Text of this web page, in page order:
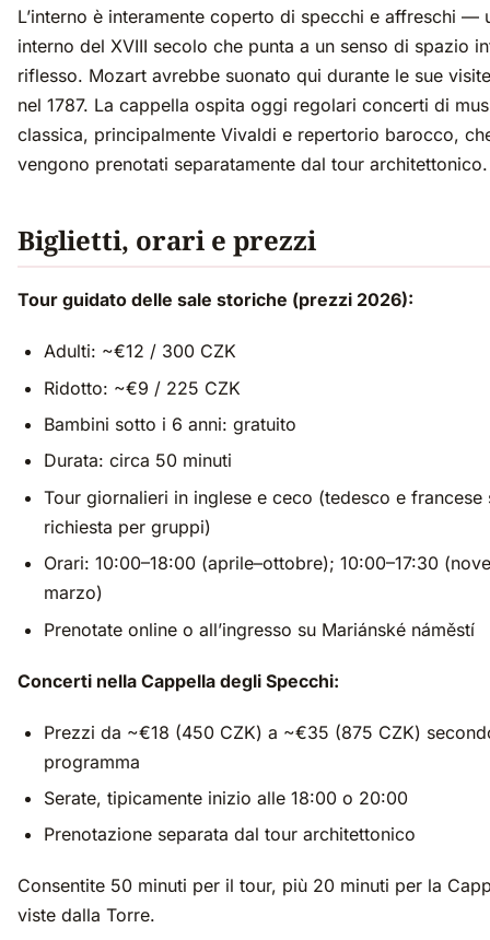
L’interno è interamente coperto di specchi e affreschi —
interno del XVIII secolo che punta a un senso di spazio
riflesso. Mozart avrebbe suonato qui durante le sue
nel 1787. La cappella ospita oggi regolari concerti di
classica, principalmente Vivaldi e repertorio barocco,
vengono prenotati separatamente dal tour architettonico.
Biglietti, orari e prezzi
Tour guidato delle sale storiche (prezzi 2026):
Adulti: ~€12 / 300 CZK
Ridotto: ~€9 / 225 CZK
Bambini sotto i 6 anni: gratuito
Durata: circa 50 minuti
Tour giornalieri in inglese e ceco (tedesco e francese
richiesta per gruppi)
Orari: 10:00–18:00 (aprile–ottobre); 10:00–17:30
marzo)
Prenotate online o all’ingresso su Mariánské náměstí
Concerti nella Cappella degli Specchi:
Prezzi da ~€18 (450 CZK) a ~€35 (875 CZK)
programma
Serate, tipicamente inizio alle 18:00 o 20:00
Prenotazione separata dal tour architettonico
Consentite 50 minuti per il tour, più 20 minuti per la
viste dalla Torre.